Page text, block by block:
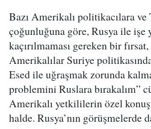
Bazı Amerikalı politikacılara
çoğunluğuna göre, Rusya ile
kaçırılmaması gereken bir
Amerikalılar Suriye
Esed ile uğraşmak zorunda
problemini Ruslara bırakalım”
Amerikalı yetkililerin özel
halde. Rusya’nın görüşmelerde